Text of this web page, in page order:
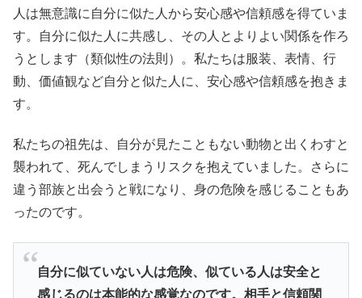
人は無意識に自分に似た人から安心感や信頼感を得ていま
す。自分に似た人に共感し、その人とよりよい関係を作ろ
うとします（類似性の法則）。私たちは服装、表情、行
動、価値観など自分と似た人に、安心感や信頼感を抱きま
す。
私たちの祖先は、自分が見たこともない動物と出くわすと
襲われて、死んでしまうリスクを抱えていました。さらに
違う部族と出会うと戦になり、身の危険を感じることもあ
ったのです。
自分に似ていない人は危険、似ている人は安全と
感じるのは本能的な感覚なのです。相手と信頼関